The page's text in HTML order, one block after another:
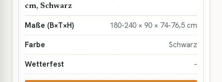
cm, Schwarz
180-240 × 90 × 74-76,5 cm
Schwarz
–